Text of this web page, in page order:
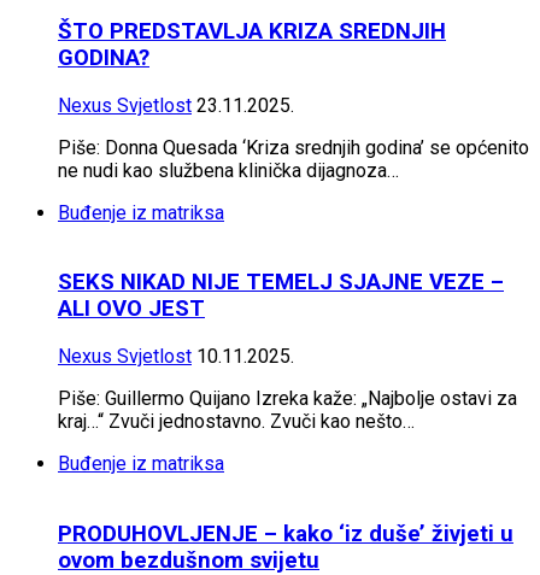
ŠTO PREDSTAVLJA KRIZA SREDNJIH
GODINA?
Nexus Svjetlost 23.11.2025.
Piše: Donna Quesada ‘Kriza srednjih godina’ se općenito
ne nudi kao službena klinička dijagnoza…
Buđenje iz matriksa
SEKS NIKAD NIJE TEMELJ SJAJNE VEZE –
ALI OVO JEST
Nexus Svjetlost 10.11.2025.
Piše: Guillermo Quijano Izreka kaže: „Najbolje ostavi za
kraj…“ Zvuči jednostavno. Zvuči kao nešto…
Buđenje iz matriksa
PRODUHOVLJENJE – kako ‘iz duše’ živjeti u
ovom bezdušnom svijetu